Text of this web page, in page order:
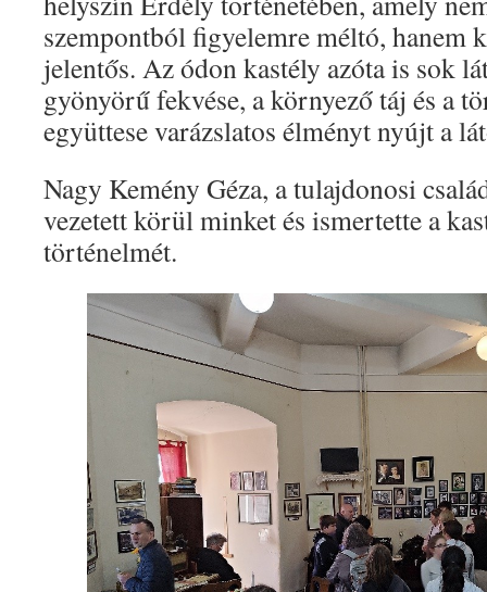
szempontból figyelemre méltó, hanem
jelentős. Az ódon kastély azóta is sok
gyönyörű fekvése, a környező táj és a
együttese varázslatos élményt nyújt a
Nagy Kemény Géza, a tulajdonosi
vezetett körül minket és ismertette a
történelmét.